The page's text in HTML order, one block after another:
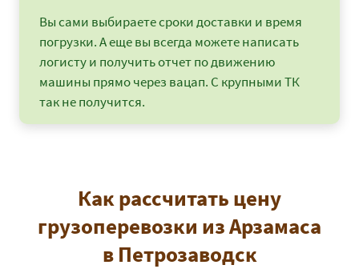
Вы сами выбираете сроки доставки и время
погрузки. А еще вы всегда можете написать
логисту и получить отчет по движению
машины прямо через вацап. С крупными ТК
так не получится.
Как рассчитать цену
грузоперевозки из Арзамаса
в Петрозаводск